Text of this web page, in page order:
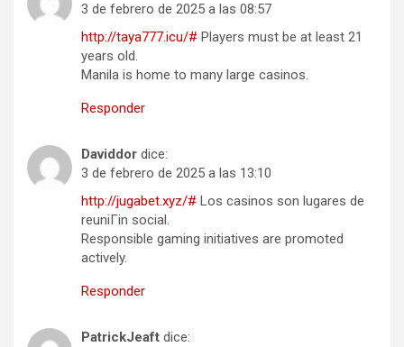
3 de febrero de 2025 a las 08:57
http://taya777.icu/# Players must be at least 21
years old.
Manila is home to many large casinos.
Responder
Daviddor dice:
3 de febrero de 2025 a las 13:10
http://jugabet.xyz/# Los casinos son lugares de
reuniГіn social.
Responsible gaming initiatives are promoted
actively.
Responder
PatrickJeaft dice: